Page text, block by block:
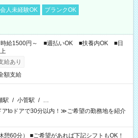
人未経験OK
ブランクOK
時給1500円～ ■週払いOK ■扶養内OK ■日
給あり
額支給
駅 / 小菅駅 / …
toドアで30分以内！≫ご希望の勤務地を紹介
ば下記シフトもOK！